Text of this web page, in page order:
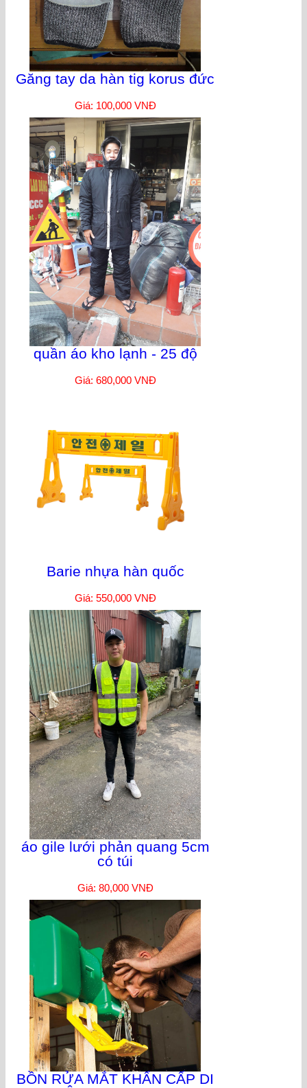
Găng tay da hàn tig korus đức
Giá: 100,000 VNĐ
quần áo kho lạnh - 25 độ
Giá: 680,000 VNĐ
Barie nhựa hàn quốc
Giá: 550,000 VNĐ
áo gile lưới phản quang 5cm
có túi
Giá: 80,000 VNĐ
BỒN RỬA MẮT KHẨN CẤP DI